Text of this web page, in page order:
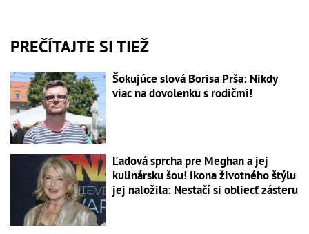
PREČÍTAJTE SI TIEŽ
Šokujúce slová Borisa Prša: Nikdy
viac na dovolenku s rodičmi!
Ľadová sprcha pre Meghan a jej
kulinársku šou! Ikona životného štýlu
jej naložila: Nestačí si obliecť zásteru